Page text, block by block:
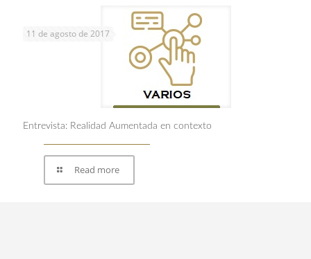
11 de agosto de 2017
Entrevista: Realidad Aumentada en contexto
Read more